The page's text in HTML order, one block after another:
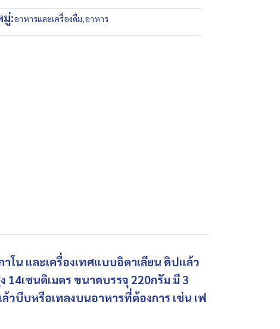
มู่:อาหารและเครื่องดื่ม,อาหาร
น และเครื่องเทศแบบอิตาเลียน ดิปแล้ว
เซนติเมตร ขนาดบรรจุ 220กรัม มี 3
วบีบหรือเทลงบนอาหารที่ต้องการ เช่น เฟ